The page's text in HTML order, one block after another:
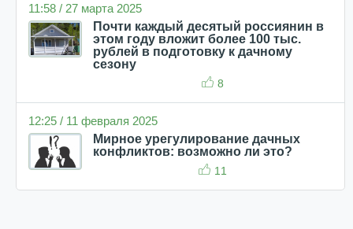
11:58 / 27 марта 2025
Почти каждый десятый россиянин в
этом году вложит более 100 тыс.
рублей в подготовку к дачному
сезону
8
12:25 / 11 февраля 2025
Мирное урегулирование дачных
конфликтов: возможно ли это?
11